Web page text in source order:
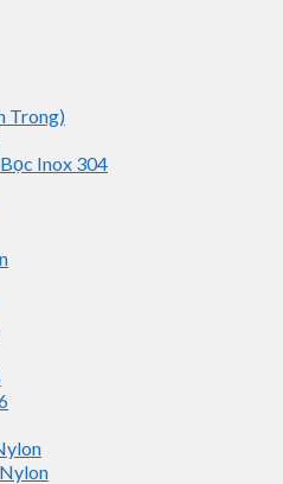
Trong)
Inox 304